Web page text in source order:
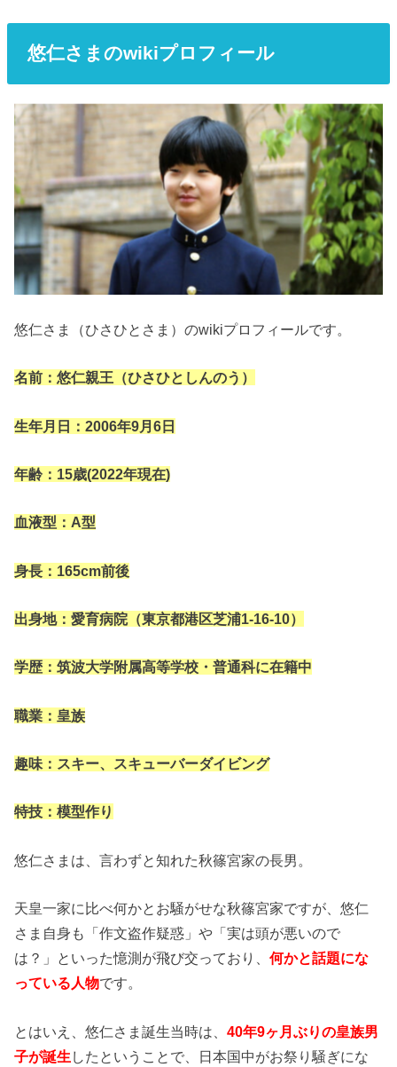
悠仁さまのwikiプロフィール
悠仁さま（ひさひとさま）のwikiプロフィールです。
名前：悠仁親王（ひさひとしんのう）
生年月日：2006年9月6日
年齢：15歳(2022年現在)
血液型：A型
身長：165cm前後
出身地：愛育病院（東京都港区芝浦1-16-10）
学歴：筑波大学附属高等学校・普通科に在籍中
職業：皇族
趣味：スキー、スキューバーダイビング
特技：模型作り
悠仁さまは、言わずと知れた秋篠宮家の長男。
天皇一家に比べ何かとお騒がせな秋篠宮家ですが、悠仁
さま自身も「作文盗作疑惑」や「実は頭が悪いので
は？」といった憶測が飛び交っており、何かと話題にな
っている人物です。
とはいえ、悠仁さま誕生当時は、40年9ヶ月ぶりの皇族男
子が誕生 したということで、日本国中がお祭り騒ぎにな